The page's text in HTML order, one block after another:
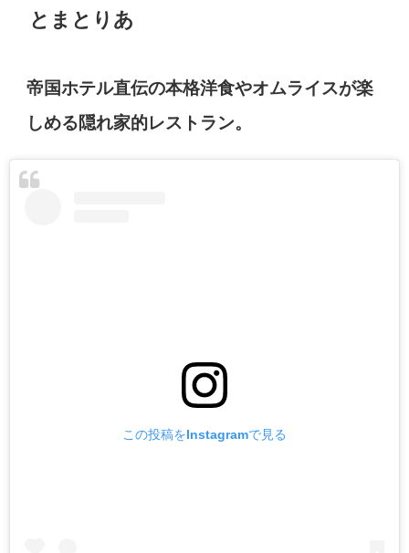
とまとりあ
帝国ホテル直伝の本格洋食やオムライスが楽
しめる隠れ家的レストラン。
この投稿をInstagramで見る